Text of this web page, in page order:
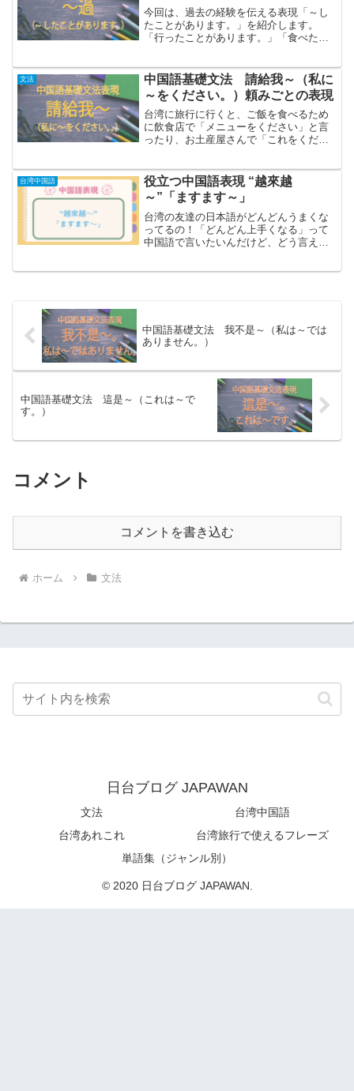
今回は、過去の経験を伝える表現「～し
たことがあります。」を紹介します。
「行ったことがあります。」「食べたこ
現を学んでいきましょう～「～をしたこ
とがあります」を中国語で表...
文法
中国語基礎文法 請給我～（私に
～をください。）頼みごとの表現
台湾に旅行に行くと、ご飯を食べるため
に飲食店で「メニューをください」と言
ったり、お土産屋さんで「これをくださ
が見つかっても、「～ください」という
表現がわからず、買えなか...
台湾中国語
役立つ中国語表現 “越來越
～”「ますます～」
台湾の友達の日本語がどんどんうまくな
ってるの！「どんどん上手くなる」って
中国語で言いたいんだけど、どう言えば
中国語基礎文法 我不是～（私は～では
ありません。）
中国語基礎文法 這是～（これは～で
す。）
コメント
コメントを書き込む
ホーム 文法
日台ブログ JAPAWAN
文法
台湾中国語
台湾あれこれ
台湾旅行で使えるフレーズ
単語集（ジャンル別）
© 2020 日台ブログ JAPAWAN.